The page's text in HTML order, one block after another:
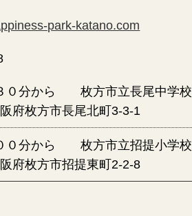
park-katano.com
０分から 枚方市立長尾中学校
府枚方市長尾北町3-3-1
０分から 枚方市立招提小学校
府枚方市招提東町2-2-8